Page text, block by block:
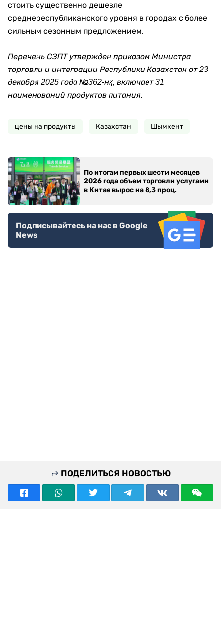
стоить существенно дешевле
среднереспубликанского уровня в городах с более
сильным сезонным предложением.
Перечень СЗПТ утвержден приказом Министра
торговли и интеграции Республики Казахстан от 23
декабря 2025 года №362-нқ, включает 31
наименований продуктов питания.
цены на продукты Казахстан Шымкент
По итогам первых шести месяцев
2026 года объем торговли услугами
в Китае вырос на 8,3 проц.
Подписывайтесь на нас в Google
News
ПОДЕЛИТЬСЯ НОВОСТЬЮ